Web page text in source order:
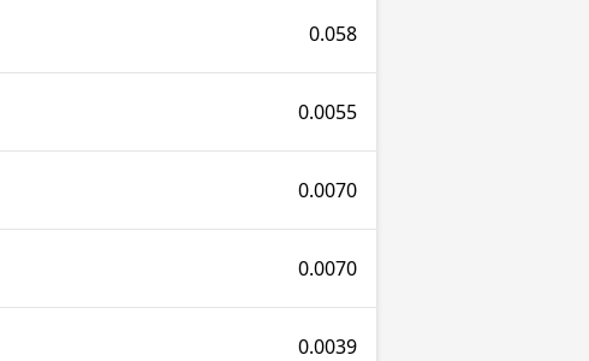
0.058
0.0055
0.0070
0.0070
0.0039